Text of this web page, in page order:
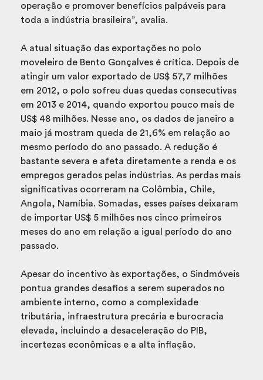
operação e promover benefícios palpáveis para
toda a indústria brasileira”, avalia.
A atual situação das exportações no polo
moveleiro de Bento Gonçalves é crítica. Depois de
atingir um valor exportado de US$ 57,7 milhões
em 2012, o polo sofreu duas quedas consecutivas
em 2013 e 2014, quando exportou pouco mais de
US$ 48 milhões. Nesse ano, os dados de janeiro a
maio já mostram queda de 21,6% em relação ao
mesmo período do ano passado. A redução é
bastante severa e afeta diretamente a renda e os
empregos gerados pelas indústrias. As perdas mais
significativas ocorreram na Colômbia, Chile,
Angola, Namíbia. Somadas, esses países deixaram
de importar US$ 5 milhões nos cinco primeiros
meses do ano em relação a igual período do ano
passado.
Apesar do incentivo às exportações, o Sindmóveis
pontua grandes desafios a serem superados no
ambiente interno, como a complexidade
tributária, infraestrutura precária e burocracia
elevada, incluindo a desaceleração do PIB,
incertezas econômicas e a alta inflação.